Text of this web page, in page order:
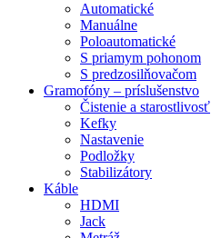
Automatické
Manuálne
Poloautomatické
S priamym pohonom
S predzosilňovačom
Gramofóny – príslušenstvo
Čistenie a starostlivosť
Kefky
Nastavenie
Podložky
Stabilizátory
Káble
HDMI
Jack